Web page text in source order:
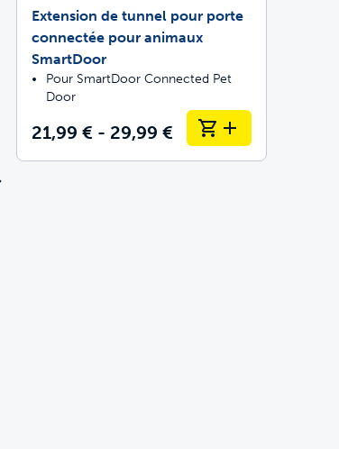
Extension de tunnel pour porte
connectée pour animaux
SmartDoor
Pour SmartDoor Connected Pet
Door
21,99 € - 29,99 €